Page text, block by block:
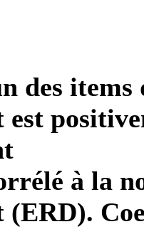
des
est
à la
(ERD).